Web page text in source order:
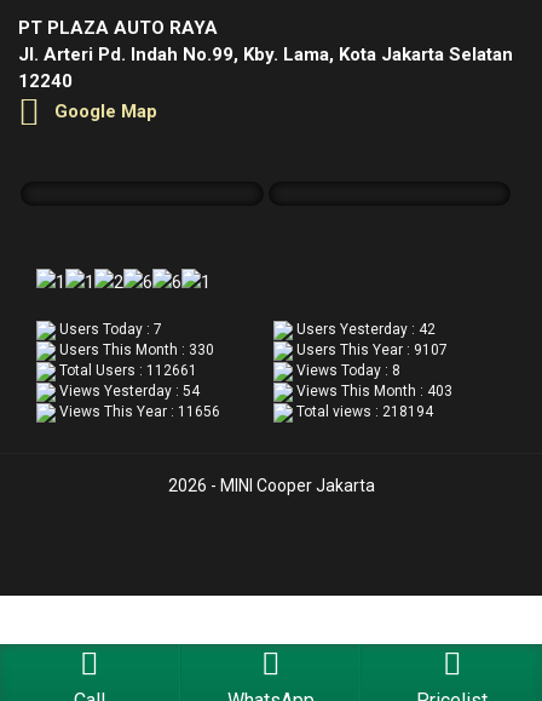
PT PLAZA AUTO RAYA
Jl. Arteri Pd. Indah No.99, Kby. Lama, Kota Jakarta Selatan
12240
Google Map
Users Today : 7
Users Yesterday : 42
Users This Month : 330
Users This Year : 9107
Total Users : 112661
Views Today : 8
Views Yesterday : 54
Views This Month : 403
Views This Year : 11656
Total views : 218194
2026 - MINI Cooper Jakarta